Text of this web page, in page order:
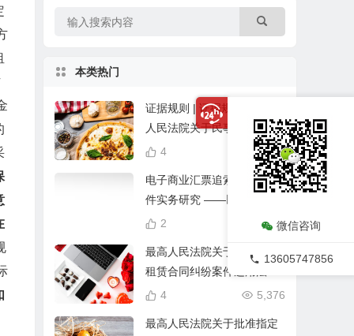
本类热门
证据规则 | 证据规定丨最高
人民法院关于民事诉讼证据
的若干规定（2019修正）25,523
4
电子商业汇票追索权纠纷案
件实务研究 ——以“宝塔系”
票据案件为例
10,565
2
最高人民法院关于审理融资
租赁合同纠纷案件适用法律
问题的解释（2020修正）5,376
4
最高人民法院关于批准指定
微信咨询
13605747856